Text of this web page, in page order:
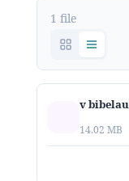
1 file
v
14.02 MB